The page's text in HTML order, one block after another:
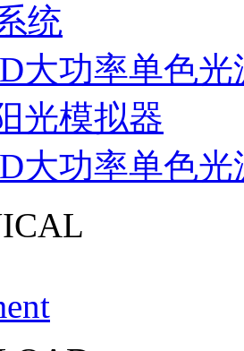
统
大功率单色光
光模拟器
大功率单色光